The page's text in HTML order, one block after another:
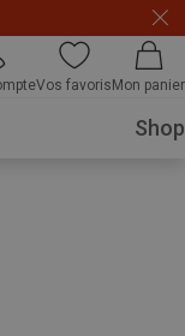
Vos favoris Mon panier
Shop